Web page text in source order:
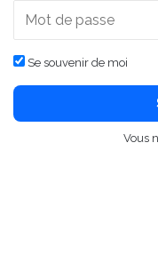
Se souvenir de moi
Vous